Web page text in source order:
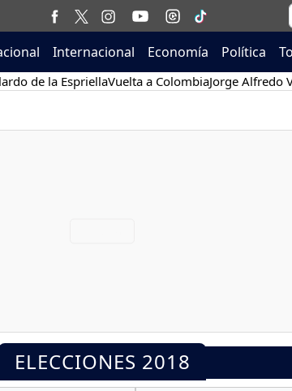
Internacional Economía Política
de la EspriellaVuelta a ColombiaJorge Alfredo
ELECCIONES 2018